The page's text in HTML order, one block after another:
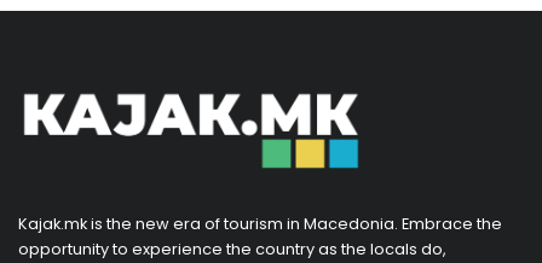
Kajak.mk is the new era of tourism in Macedonia. Embrace the
opportunity to experience the country as the locals do,